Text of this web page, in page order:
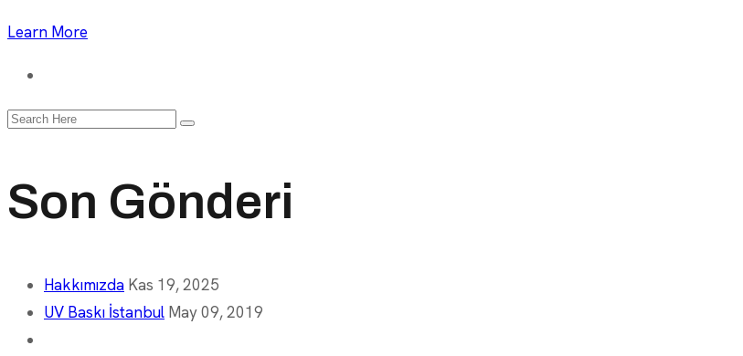
Learn More
Search
Son Gönderi
Hakkımızda Kas 19, 2025
UV Baskı İstanbul May 09, 2019